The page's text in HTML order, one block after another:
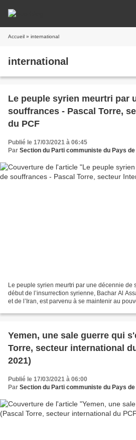
Accueil » international
international
Le peuple syrien meurtri par
souffrances - Pascal Torre,
du PCF
Publié le 17/03/2021 à 06:45
Par Section du Parti communiste du Pays
Le peuple syrien meurtri par une décennie de
début de l’insurrection syrienne, Bachar Al
et de l’Iran, est parvenu à se maintenir au
Yemen, une sale guerre qui
Torre, secteur international
2021)
Publié le 17/03/2021 à 06:00
Par Section du Parti communiste du Pays